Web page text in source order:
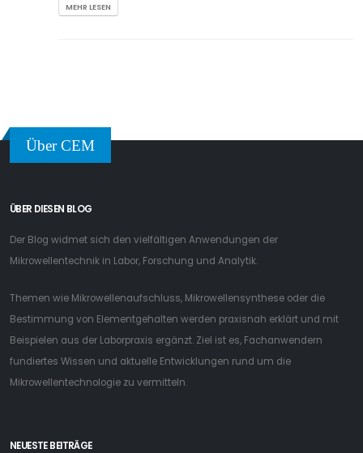
MEHR LESEN
Über CEM
ÜBER DIESEN BLOG
Der Blog widmet sich den vielfältigen Anwendungen der
Mikrowellentechnik in Labor, Forschung und Analytik.
Themen wie Mikrowellenaufschluss, Mikrowellensynthese oder die
Bestimmung von Elementgehalten werden praxisnah erklärt und mit
Beispielen aus der Laborpraxis ergänzt. Ziel ist es, Fachanwendern
fundiertes Wissen und aktuelle Entwicklungen rund um die
Mikrowellentechnologie zu vermitteln.
NEUESTE BEITRÄGE